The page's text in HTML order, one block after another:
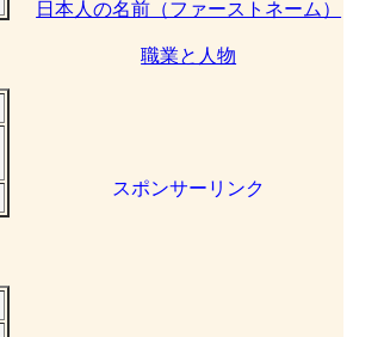
日本人の名前（ファーストネーム）
職業と人物
スポンサーリンク